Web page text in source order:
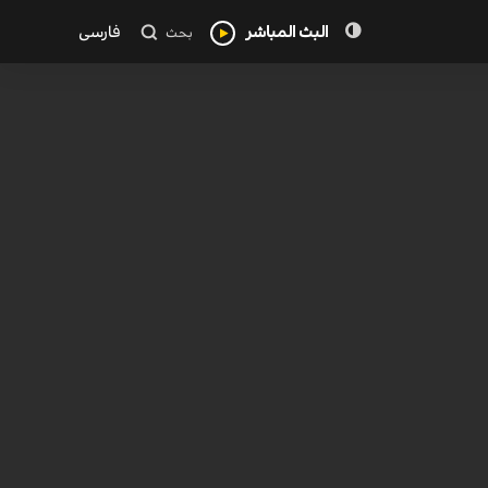
البث المباشر بحث فارسی